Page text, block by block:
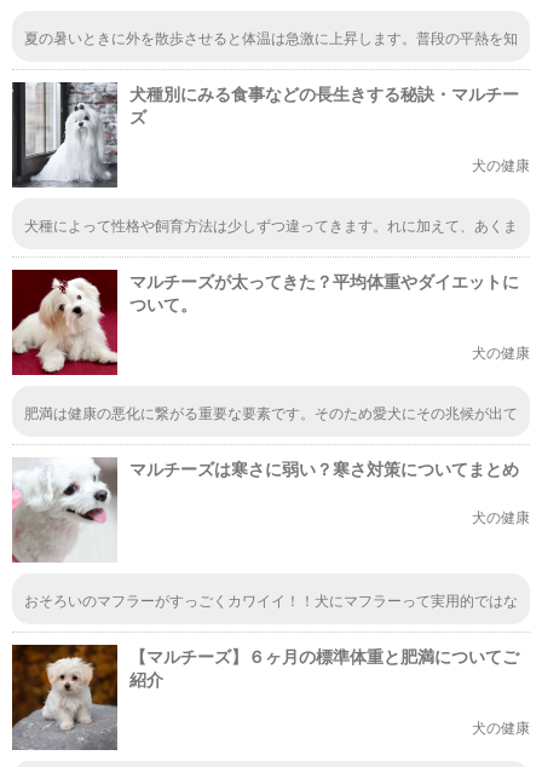
夏の暑いときに外を散歩させると体温は急激に上昇します。普段の平熱を知
する際の１つの目安となります。日頃から体温の変化には気を付けたいです
ね。
犬種別にみる食事などの長生きする秘訣・マルチー
ズ
犬の健康
犬種によって性格や飼育方法は少しずつ違ってきます。れに加えて、あくま
言われています。ただ、どんな犬種だろうとどの子も長生きしてほしいです
よね。
マルチーズが太ってきた？平均体重やダイエットに
ついて。
犬の健康
肥満は健康の悪化に繋がる重要な要素です。そのため愛犬にその兆候が出て
らい犬もいますが、体重をチェックしておいて気づけるようにしたいです
ね。
マルチーズは寒さに弱い？寒さ対策についてまとめ
犬の健康
おそろいのマフラーがすっごくカワイイ！！犬にマフラーって実用的ではな
【マルチーズ】６ヶ月の標準体重と肥満についてご
紹介
犬の健康